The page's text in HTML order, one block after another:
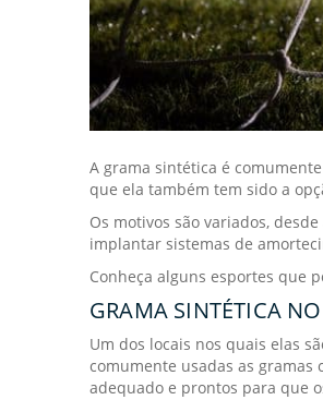
A grama sintética é
que ela também tem sido a
Os motivos são variados,
implantar sistemas de
Conheça alguns esportes que
GRAMA SINTÉTICA
Um dos locais nos quais elas
comumente usadas as gramas
adequado e prontos para que